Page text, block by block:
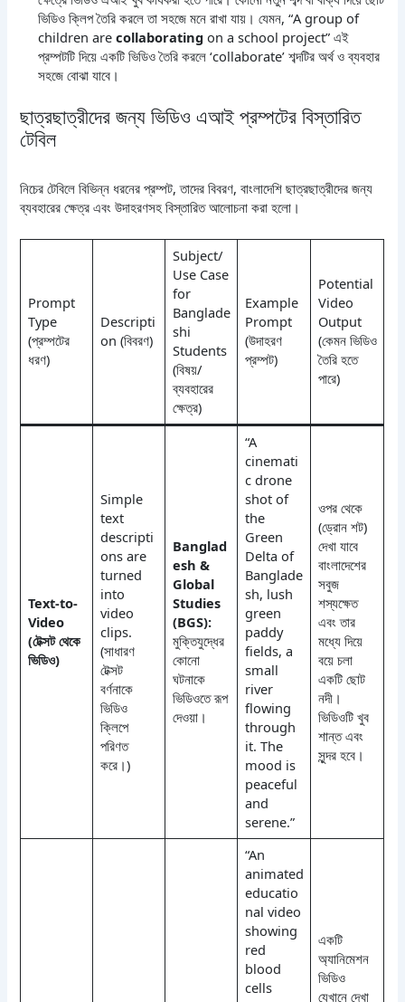
ভিডিও ক্লিপ তৈরি করলে তা সহজে মনে রাখা যায়। যেমন, “A group of
children arecollaborating on a school project” এই
প্রম্পটটি দিয়ে একটি ভিডিও তৈরি করলে ‘collaborate’ শব্দটির অর্থ ও ব্যবহার
সহজে বোঝা যাবে।
ছাত্রছাত্রীদের জন্য ভিডিও এআই প্রম্পটের বিস্তারিত
টেবিল
নিচের টেবিলে বিভিন্ন ধরনের প্রম্পট, তাদের বিবরণ, বাংলাদেশি ছাত্রছাত্রীদের জন্য
ব্যবহারের ক্ষেত্র এবং উদাহরণসহ বিস্তারিত আলোচনা করা হলো।
Prompt
Type
(প্রম্পটের
ধরণ)
Descripti
on (বিবরণ)
Subject/
Use Case
for
Banglade
shi
Students
(বিষয়/
ব্যবহারের
ক্ষেত্র)
Example
Prompt
(উদাহরণ
প্রম্পট)
Potential
Video
Output
(কেমন ভিডিও
তৈরি হতে
পারে)
Text-to-
Video
(টেক্সট থেকে
ভিডিও)
Simple
text
descripti
ons are
turned
into
video
clips.
(সাধারণ
টেক্সট
বর্ণনাকে
ভিডিও
ক্লিপে
পরিণত
করে।)
Banglad
esh &
Global
Studies
(BGS):
মুক্তিযুদ্ধের
কোনো
ঘটনাকে
ভিডিওতে রূপ
দেওয়া।
“A
cinemati
c drone
shot of
the
Green
Delta of
Banglade
sh, lush
green
paddy
fields, a
small
river
flowing
through
it. The
mood is
peaceful
and
serene.”
ওপর থেকে
(ড্রোন শট)
দেখা যাবে
বাংলাদেশের
সবুজ
শস্যক্ষেত
এবং তার
মধ্যে দিয়ে
বয়ে চলা
একটি ছোট
নদী।
ভিডিওটি খুব
শান্ত এবং
সুন্দর হবে।
“An
animated
educatio
nal video
showing
red
blood
cells
একটি
অ্যানিমেশন
ভিডিও
যেখানে দেখা